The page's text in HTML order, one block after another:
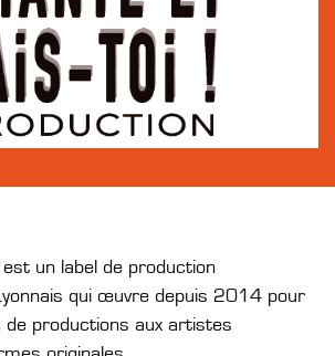
un label de production
qui œuvre depuis 2014 pour
productions aux artistes